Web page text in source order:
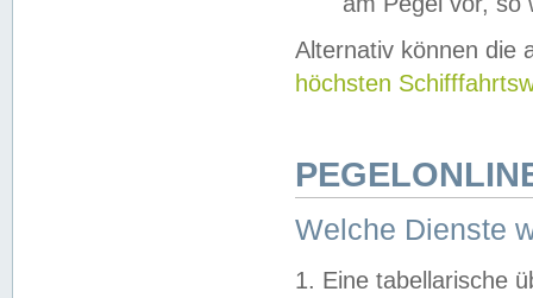
Alternativ können die
höchsten
Welche Dienste
1. Eine tabellarische